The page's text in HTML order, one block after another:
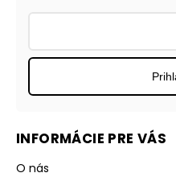
INFORMÁCIE PRE VÁS
O nás